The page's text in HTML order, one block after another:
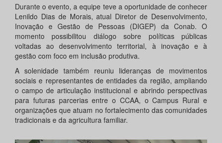
Durante o evento, a equipe teve a oportunidade de conhecer
Lenildo Dias de Morais, atual Diretor de Desenvolvimento,
Inovação e Gestão de Pessoas (DIGEP) da Conab. O
momento possibilitou diálogo sobre políticas públicas
voltadas ao desenvolvimento territorial, à inovação e à
gestão com foco em inclusão produtiva.
A solenidade também reuniu lideranças de movimentos
sociais e representantes de entidades da região, ampliando
o campo de articulação institucional e abrindo perspectivas
para futuras parcerias entre o CCAA, o Campus Rural e
organizações que atuam no fortalecimento das comunidades
tradicionais e da agricultura familiar.